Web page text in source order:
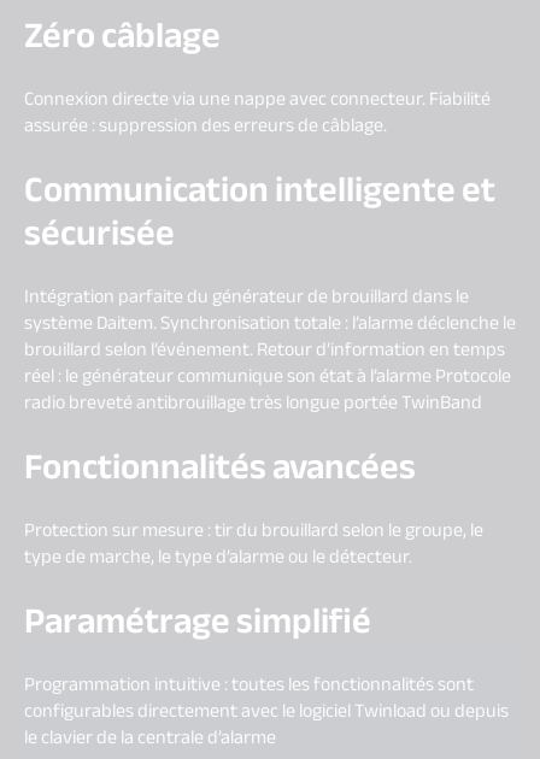
Zéro câblage
Connexion directe via une nappe avec connecteur. Fiabilité
assurée : suppression des erreurs de câblage.
Communication intelligente et
sécurisée
Intégration parfaite du générateur de brouillard dans le
système Daitem. Synchronisation totale : l’alarme déclenche le
brouillard selon l’événement. Retour d’information en temps
réel : le générateur communique son état à l’alarme Protocole
radio breveté antibrouillage très longue portée TwinBand
Fonctionnalités avancées
Protection sur mesure : tir du brouillard selon le groupe, le
type de marche, le type d’alarme ou le détecteur.
Paramétrage simplifié
Programmation intuitive : toutes les fonctionnalités sont
configurables directement avec le logiciel Twinload ou depuis
le clavier de la centrale d’alarme